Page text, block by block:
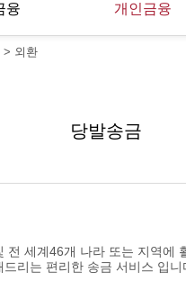
융 개인금융
> 외환
당발송금
전 세계46개 나라 또는 지역에
리는 편리한 송금 서비스 입니